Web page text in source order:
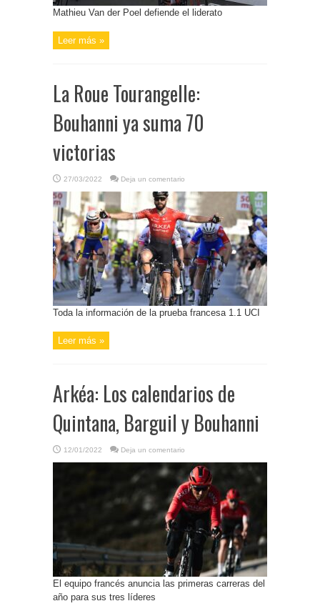
Mathieu Van der Poel defiende el liderato
Leer más »
La Roue Tourangelle:
Bouhanni ya suma 70
victorias
27/03/2022 Deja un comentario
Toda la información de la prueba francesa 1.1 UCI
Leer más »
Arkéa: Los calendarios de
Quintana, Barguil y Bouhanni
12/01/2022 Deja un comentario
El equipo francés anuncia las primeras carreras del
año para sus tres líderes